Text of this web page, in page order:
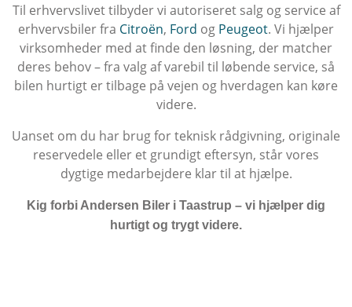
Til erhvervslivet tilbyder vi autoriseret salg og service af
erhvervsbiler fra Citroën, Ford og Peugeot. Vi hjælper
virksomheder med at finde den løsning, der matcher
deres behov – fra valg af varebil til løbende service, så
bilen hurtigt er tilbage på vejen og hverdagen kan køre
videre.
Uanset om du har brug for teknisk rådgivning, originale
reservedele eller et grundigt eftersyn, står vores
dygtige medarbejdere klar til at hjælpe.
Kig forbi Andersen Biler i Taastrup – vi hjælper dig
hurtigt og trygt videre.